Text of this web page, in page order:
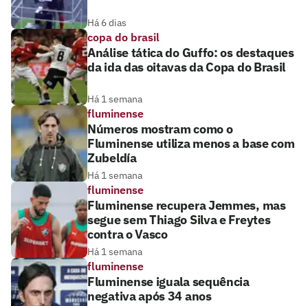
Há 6 dias
copa do brasil
Análise tática do Guffo: os destaques
da ida das oitavas da Copa do Brasil
Há 1 semana
fluminense
Números mostram como o
Fluminense utiliza menos a base com
Zubeldía
Há 1 semana
fluminense
Fluminense recupera Jemmes, mas
segue sem Thiago Silva e Freytes
contra o Vasco
Há 1 semana
fluminense
Fluminense iguala sequência
negativa após 34 anos